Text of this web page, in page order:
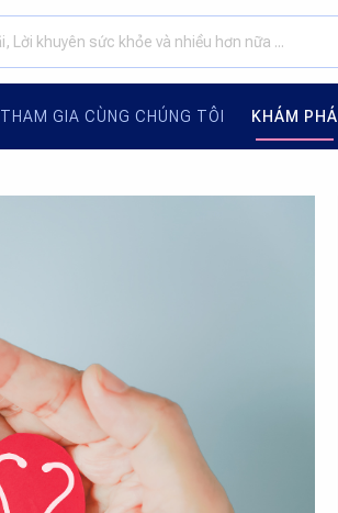
THAM GIA CÙNG CHÚNG TÔI KHÁM PHÁ